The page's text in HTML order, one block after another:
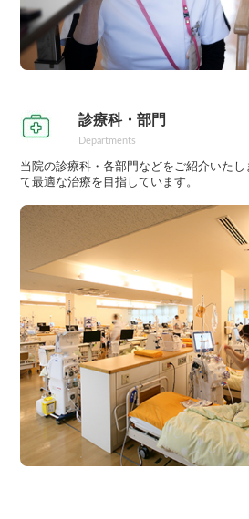
診療科・部門
Departments
当院の診療科・各部門などをご紹介いた
て最適な治療を目指しています。